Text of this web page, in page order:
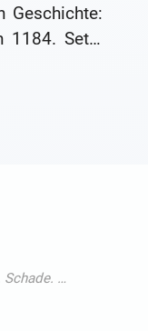
Geschichte:
1184. Setzt
einen